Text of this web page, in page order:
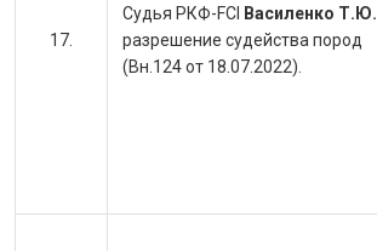
Судья РКФ-FCI Василенко Т.Ю.
разрешение судейства пород
(Вн.124 от 18.07.2022).